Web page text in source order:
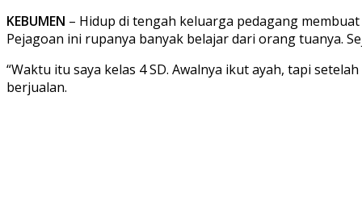
KEBUMEN – Hidup di tengah keluarga pedagang
Pejagoan ini rupanya banyak belajar dari orang tuanya.
“Waktu itu saya kelas 4 SD. Awalnya ikut ayah, tapi
berjualan.